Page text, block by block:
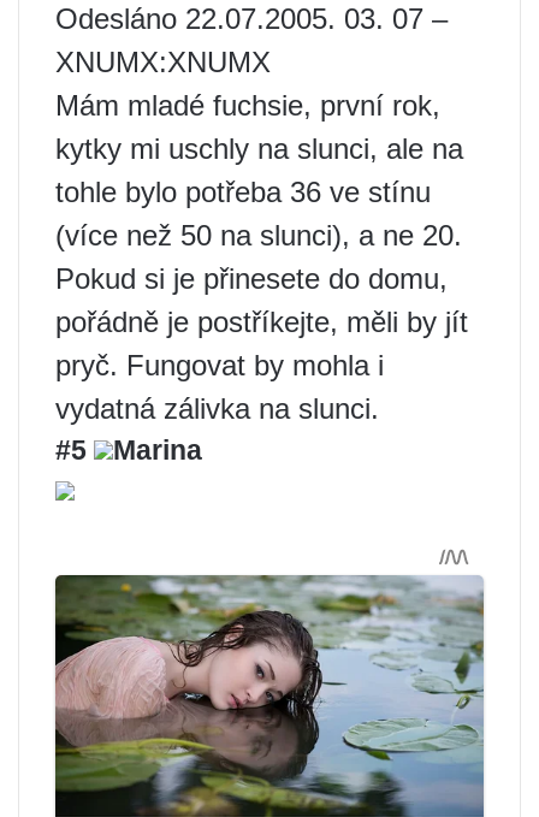
Odesláno 22.07.2005. 03. 07 –
XNUMX:XNUMX
Mám mladé fuchsie, první rok,
kytky mi uschly na slunci, ale na
tohle bylo potřeba 36 ve stínu
(více než 50 na slunci), a ne 20.
Pokud si je přinesete do domu,
pořádně je postříkejte, měli by jít
pryč. Fungovat by mohla i
vydatná zálivka na slunci.
#5 Marina